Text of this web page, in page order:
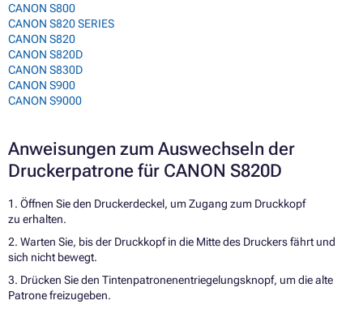
CANON S800
CANON S820 SERIES
CANON S820
CANON S820D
CANON S830D
CANON S900
CANON S9000
Anweisungen zum Auswechseln der
Druckerpatrone für CANON S820D
1. Öffnen Sie den Druckerdeckel, um Zugang zum Druckkopf
zu erhalten.
2. Warten Sie, bis der Druckkopf in die Mitte des Druckers fährt und
sich nicht bewegt.
3. Drücken Sie den Tintenpatronenentriegelungsknopf, um die alte
Patrone freizugeben.